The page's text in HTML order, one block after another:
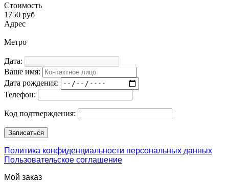
Стоимость
1750 руб
Адрес
Метро
Дата:
Ваше имя:
Дата рождения:
Телефон:
Код подтверждения:
Политика конфиденциальности персональных данных
Пользовательское соглашение
Мой заказ